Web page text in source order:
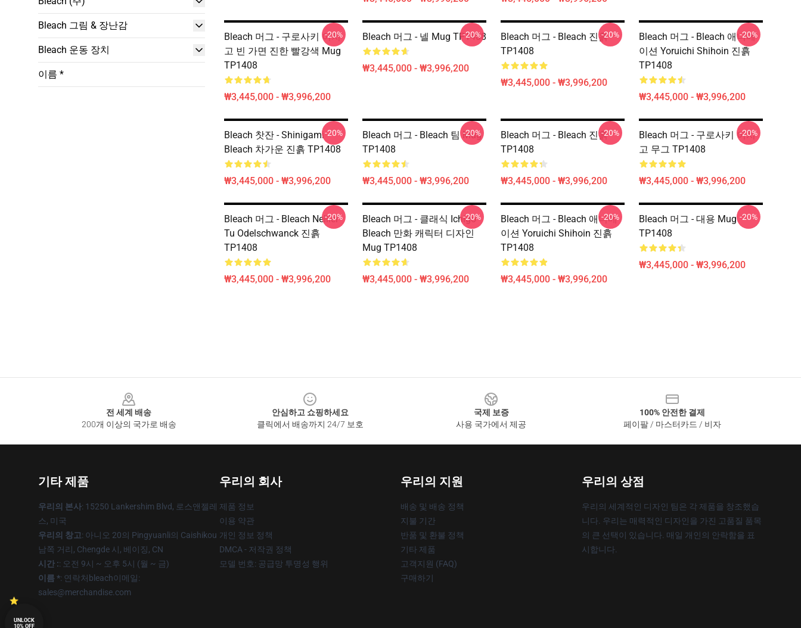
Bleach 그림 & 장난감
Bleach 운동 장치
이름 *
Bleach 머그 - 구로사키 이치
고 빈 가면 진한 빨강색 Mug
TP1408
₩3,445,000 - ₩3,996,200
-20% Bleach 머그 - 넬 Mug TP1408
₩3,445,000 - ₩3,996,200
-20%
Bleach 머그 - Bleach 진흙
TP1408
₩3,445,000 - ₩3,996,200
-20%
Bleach 머그 - Bleach 애니메
이션 Yoruichi Shihoin 진흙
TP1408
₩3,445,000 - ₩3,996,200
-20%
Bleach 찻잔 - Shinigami
Bleach 차가운 진흙 TP1408
₩3,445,000 - ₩3,996,200
-20%
Bleach 머그 - Bleach 팀 Mug
TP1408
₩3,445,000 - ₩3,996,200
-20%
Bleach 머그 - Bleach 진흙
TP1408
₩3,445,000 - ₩3,996,200
-20%
Bleach 머그 - 구로사키 이치
고 무그 TP1408
₩3,445,000 - ₩3,996,200
-20%
Bleach 머그 - Bleach Nelliel
Tu Odelschwanck 진흙
TP1408
₩3,445,000 - ₩3,996,200
-20%
Bleach 머그 - 클래식 Ichigo
Bleach 만화 캐릭터 디자인
Mug TP1408
₩3,445,000 - ₩3,996,200
-20%
Bleach 머그 - Bleach 애니메
이션 Yoruichi Shihoin 진흙
TP1408
₩3,445,000 - ₩3,996,200
-20%
Bleach 머그 - 대용 Mug
TP1408
₩3,445,000 - ₩3,996,200
-20%
전 세계 배송
200개 이상의 국가로 배송
안심하고 쇼핑하세요
클릭에서 배송까지 24/7 보호
국제 보증
사용 국가에서 제공
100% 안전한 결제
페이팔 / 마스터카드 / 비자
기타 제품
우리의 본사: 15250 Lankershim Blvd, 로스앤젤레
스, 미국
우리의 창고: 아니오 20의 Pingyuanli의 Caishikou
남쪽 거리, Chengde 시, 베이징, CN
시간 :: 오전 9시 ~ 오후 5시 (월 ~ 금)
이름 *: 연락처bleach이메일:
sales@merchandise.com
우리의 회사
제품 정보
이용 약관
개인 정보 정책
DMCA - 저작권 정책
모델 번호: 공급망 투명성 행위
우리의 지원
배송 및 배송 정책
지불 기간
반품 및 환불 정책
기타 제품
고객지원 (FAQ)
구매하기
우리의 상점
우리의 세계적인 디자인 팀은 각 제품을 창조했습
니다. 우리는 매력적인 디자인을 가진 고품질 품목
의 큰 선택이 있습니다. 매일 개인의 안락함을 표
시합니다.
UNLOCK
10% OFF